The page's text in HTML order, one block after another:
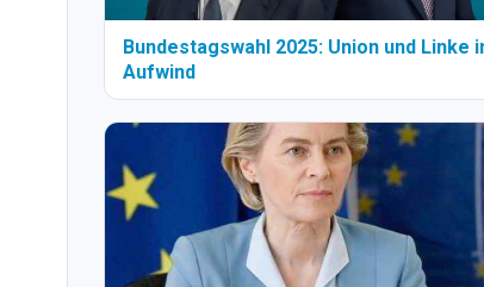
Bundestagswahl 2025: Union und Linke
Aufwind